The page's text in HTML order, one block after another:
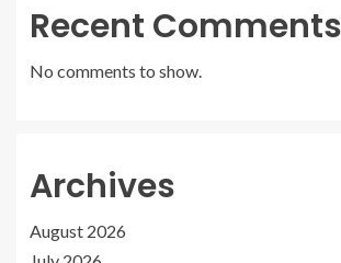
Recent Comments
No comments to show.
Archives
August 2026